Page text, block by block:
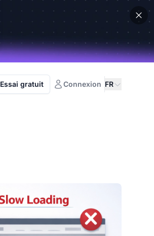
Essai gratuit Connexion FR